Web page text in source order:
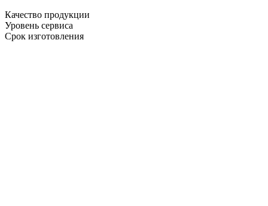
Качество продукции
Уровень сервиса
Срок изготовления